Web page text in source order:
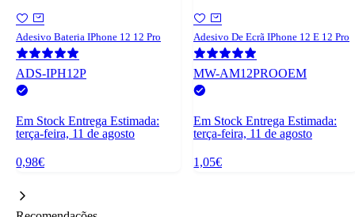
Adesivo Bateria IPhone 12 12 Pro
ADS-IPH12P
Em Stock Entrega Estimada:
terça-feira, 11 de agosto
0,98€
Adesivo De Ecrã IPhone 12 E 12 Pro
MW-AM12PROOEM
Em Stock Entrega Estimada:
terça-feira, 11 de agosto
1,05€